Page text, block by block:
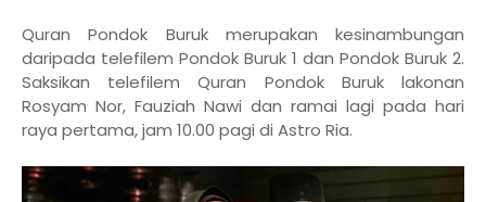
Quran Pondok Buruk merupakan kesinambungan
daripada telefilem Pondok Buruk 1 dan Pondok Buruk 2.
Saksikan telefilem Quran Pondok Buruk lakonan
Rosyam Nor, Fauziah Nawi dan ramai lagi pada hari
raya pertama, jam 10.00 pagi di Astro Ria.